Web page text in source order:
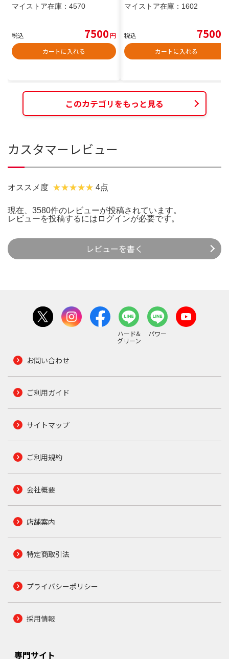
マイストア在庫： 4570
税込 7500円
カートに入れる
マイストア在庫： 1602
税込 7500
カートに入れる
このカテゴリをもっと見る
カスタマーレビュー
オススメ度 4点
現在、3580件のレビューが投稿されています。
レビューを投稿するには ログインが必要です。
レビューを書く
ハード&
グリーン
パワー
お問い合わせ
ご利用ガイド
サイトマップ
ご利用規約
会社概要
店舗案内
特定商取引法
プライバシーポリシー
採用情報
専門サイト